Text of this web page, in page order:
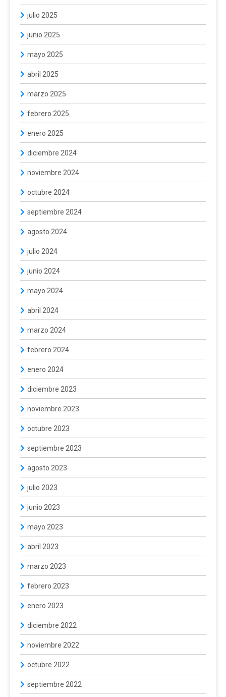
julio 2025
junio 2025
mayo 2025
abril 2025
marzo 2025
febrero 2025
enero 2025
diciembre 2024
noviembre 2024
octubre 2024
septiembre 2024
agosto 2024
julio 2024
junio 2024
mayo 2024
abril 2024
marzo 2024
febrero 2024
enero 2024
diciembre 2023
noviembre 2023
octubre 2023
septiembre 2023
agosto 2023
julio 2023
junio 2023
mayo 2023
abril 2023
marzo 2023
febrero 2023
enero 2023
diciembre 2022
noviembre 2022
octubre 2022
septiembre 2022